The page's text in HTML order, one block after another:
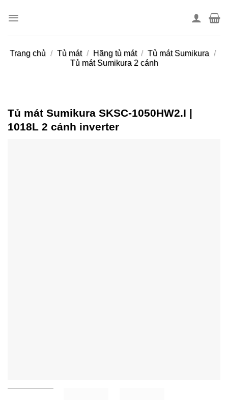
Trang chủ / Tủ mát / Hãng tủ mát / Tủ mát Sumikura /
Tủ mát Sumikura 2 cánh
Tủ mát Sumikura SKSC-1050HW2.I |
1018L 2 cánh inverter